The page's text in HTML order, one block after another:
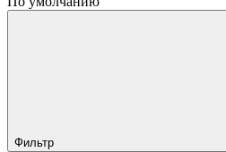
Фильтр